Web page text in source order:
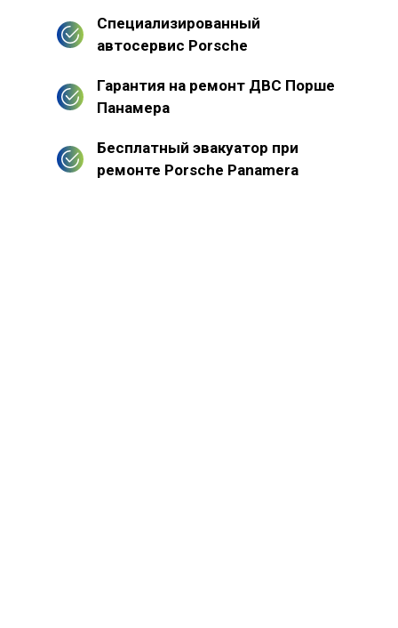
Специализированный
автосервис Porsche
Гарантия на ремонт ДВС Порше
Панамера
Бесплатный эвакуатор при
ремонте Porsche Panamera